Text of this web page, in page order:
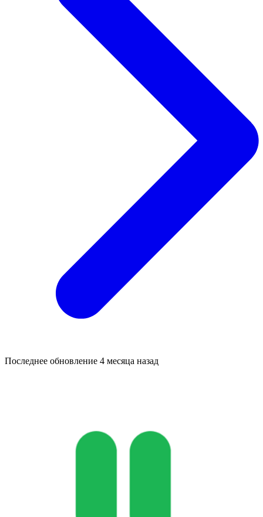
Последнее обновление 4 месяца назад